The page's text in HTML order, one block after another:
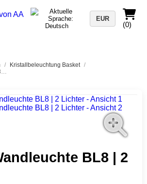
EUR
(0)
/ Kristallbeleuchtung Basket /
Kristall Wandleuchte BL8 | 2 Lichter
BL8 | 2